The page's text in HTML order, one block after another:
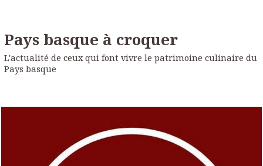
Pays basque à croquer
L'actualité de ceux qui font vivre le patrimoine culinaire du
Pays basque